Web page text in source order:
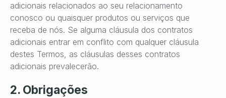
adicionais relacionados ao seu relacionamento
conosco ou quaisquer produtos ou serviços que
receba de nós. Se alguma cláusula dos contratos
adicionais entrar em conflito com qualquer cláusula
destes Termos, as cláusulas desses contratos
adicionais prevalecerão.
2. Obrigações